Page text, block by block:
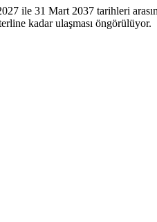
ile 31 Mart 2037 tarihleri
kadar ulaşması öngörülüyor.